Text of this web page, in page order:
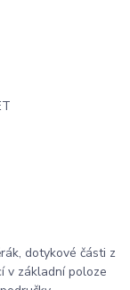
dotykové části z
v základní poloze